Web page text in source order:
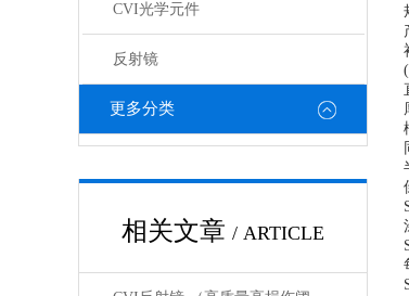
CVI光学元件
反射镜
更多分类
相关文章 / ARTICLE